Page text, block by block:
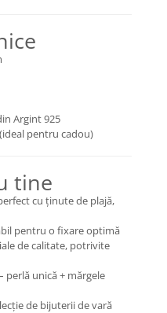
Argint 925
pentru cadou)
tine
cu ținute de plajă,
pentru o fixare optimă
de calitate, potrivite
perlă unică + mărgele
de bijuterii de vară